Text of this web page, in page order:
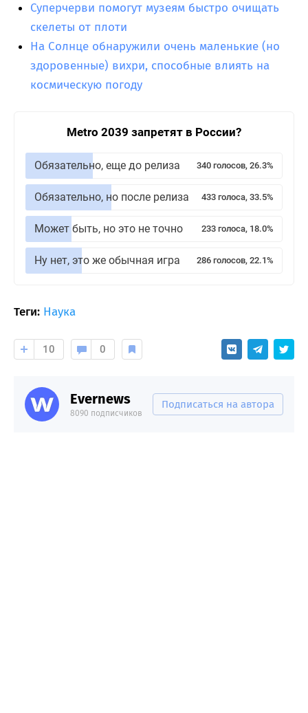
Суперчерви помогут музеям быстро очищать
скелеты от плоти
На Солнце обнаружили очень маленькие (но
здоровенные) вихри, способные влиять на
космическую погоду
Metro 2039 запретят в России?
Обязательно, еще до релиза 340 голосов, 26.3%
Обязательно, но после релиза 433 голоса, 33.5%
Может быть, но это не точно 233 голоса, 18.0%
Ну нет, это же обычная игра 286 голосов, 22.1%
Теги: Наука
10 0
Evernews
8090 подписчиков
Подписаться на автора